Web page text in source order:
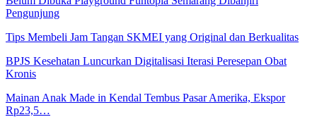
Pengunjung
Tips Membeli Jam Tangan SKMEI yang Original dan Berkualitas
BPJS Kesehatan Luncurkan Digitalisasi Iterasi Peresepan Obat
Kronis
Mainan Anak Made in Kendal Tembus Pasar Amerika, Ekspor
Rp23,5…